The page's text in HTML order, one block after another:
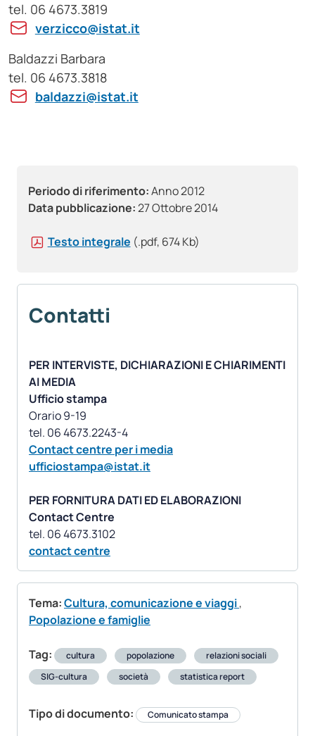
Periodo di riferimento:Anno 2012
Data pubblicazione:27 Ottobre 2014
Testo integrale (.pdf, 674 Kb)
Contatti
PER INTERVISTE, DICHIARAZIONI E CHIARIMENTI
AI MEDIA
Ufficio stampa
Orario 9-19
Contact centre per i media
ufficiostampa@istat.it
PER FORNITURA DATI ED ELABORAZIONI
Contact Centre
contact centre
Tema:Cultura, comunicazione e viaggi,
Popolazione e famiglie
Tag: cultura popolazione
relazioni sociali
SIG-cultura
società statistica report
Tipo di documento: Comunicato stampa
tel. 06 4673.3819
verzicco@istat.it
Baldazzi Barbara
tel. 06 4673.3818
baldazzi@istat.it